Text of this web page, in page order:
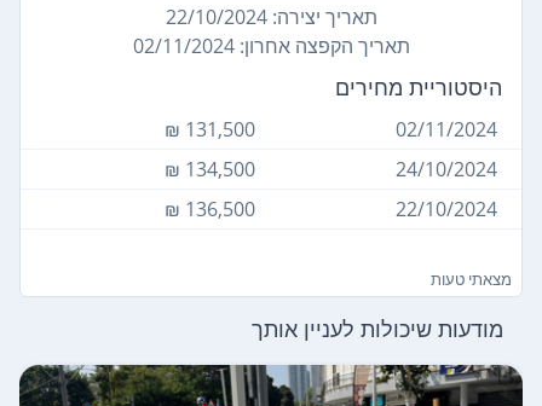
תאריך יצירה: 22/10/2024
תאריך הקפצה אחרון: 02/11/2024
היסטוריית מחירים
02/11/2024
131,500 ₪
24/10/2024
134,500 ₪
22/10/2024
136,500 ₪
מצאתי טעות
מודעות שיכולות לעניין אותך